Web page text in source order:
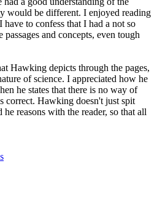
would be different. I enjoyed reading
to confess that I had a not so
and concepts, even tough
Hawking depicts through the pages,
of science. I appreciated how he
he states that there is no way of
correct. Hawking doesn't just spit
reasons with the reader, so that all